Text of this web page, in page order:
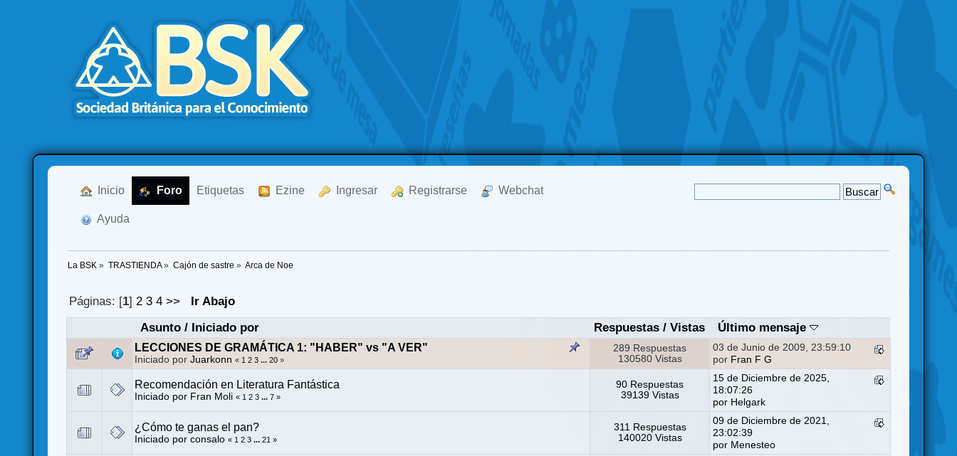
Inicio Foro Etiquetas Ezine Ingresar Registrarse Webchat
Ayuda
La BSK » TRASTIENDA» Cajón de sastre » Arca de Noe
Páginas: [1] 2 3 4 >>
Ir Abajo
Asunto/ Iniciado por Respuestas /Vistas Último mensaje
LECCIONES DE GRAMÁTICA 1: "HABER" vs "A VER"
Iniciado porJuarkonn « 1 2 3 ...20 »
289 Respuestas
130580 Vistas
03 de Junio de 2009, 23:59:10
por Fran F G
Recomendación en Literatura Fantástica
Iniciado por Fran Moli « 1 2 3 ...7 »
90 Respuestas
39139 Vistas
15 de Diciembre de 2025,
18:07:26
por Helgark
¿Cómo te ganas el pan?
Iniciado por consalo« 1 2 3 ...21 »
311 Respuestas
140020 Vistas
09 de Diciembre de 2021,
23:02:39
por Menesteo